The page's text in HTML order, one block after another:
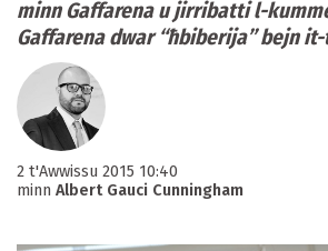
minn Gaffarena u jirribatti l-
Gaffarena dwar “ħbiberija” bejn
2 t'Awwissu 2015 10:40
minn Albert Gauci Cunningham